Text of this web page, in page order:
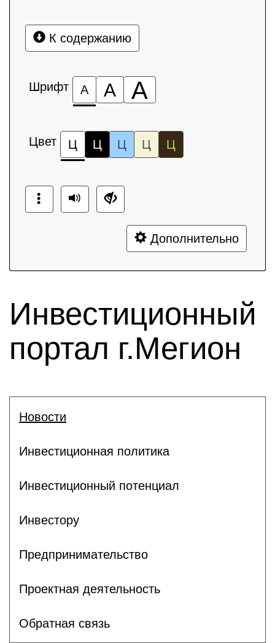
К содержанию
Шрифт А А А
Цвет Ц Ц Ц Ц Ц
Дополнительно
Инвестиционный
портал г.Мегион
Новости
Инвестиционная политика
Инвестиционный потенциал
Инвестору
Предпринимательство
Проектная деятельность
Обратная связь